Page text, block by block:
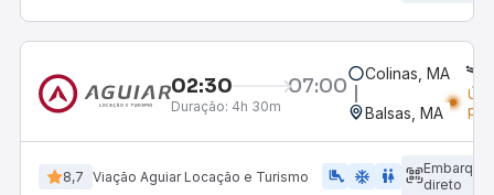
02:30 07:00
Duração: 4h 30m
Colinas, MA
Balsas, MA
8,7 Viação Aguiar Locação e Turismo airline_seat_legroom_extra ac_unit wc
Embarque
direto